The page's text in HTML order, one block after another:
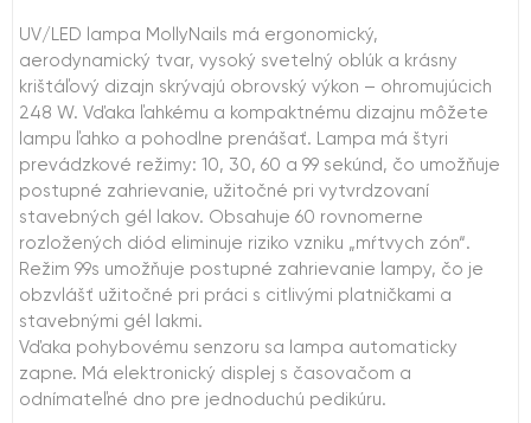
UV/LED lampa MollyNails má ergonomický,
aerodynamický tvar, vysoký svetelný oblúk a krásny
krištáľový dizajn skrývajú obrovský výkon – ohromujúcich
248 W. Vďaka ľahkému a kompaktnému dizajnu môžete
lampu ľahko a pohodlne prenášať. Lampa má štyri
prevádzkové režimy: 10, 30, 60 a 99 sekúnd, čo umožňuje
postupné zahrievanie, užitočné pri vytvrdzovaní
stavebných gél lakov. Obsahuje 60 rovnomerne
rozložených diód eliminuje riziko vzniku „mŕtvych zón“.
Režim 99s umožňuje postupné zahrievanie lampy, čo je
obzvlášť užitočné pri práci s citlivými platničkami a
stavebnými gél lakmi.
Vďaka pohybovému senzoru sa lampa automaticky
zapne. Má elektronický displej s časovačom a
odnímateľné dno pre jednoduchú pedikúru.